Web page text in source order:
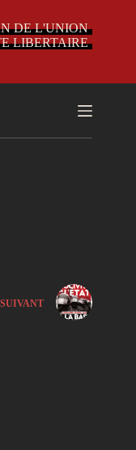
DE L'UNION
LIBERTAIRE
SUIVANT